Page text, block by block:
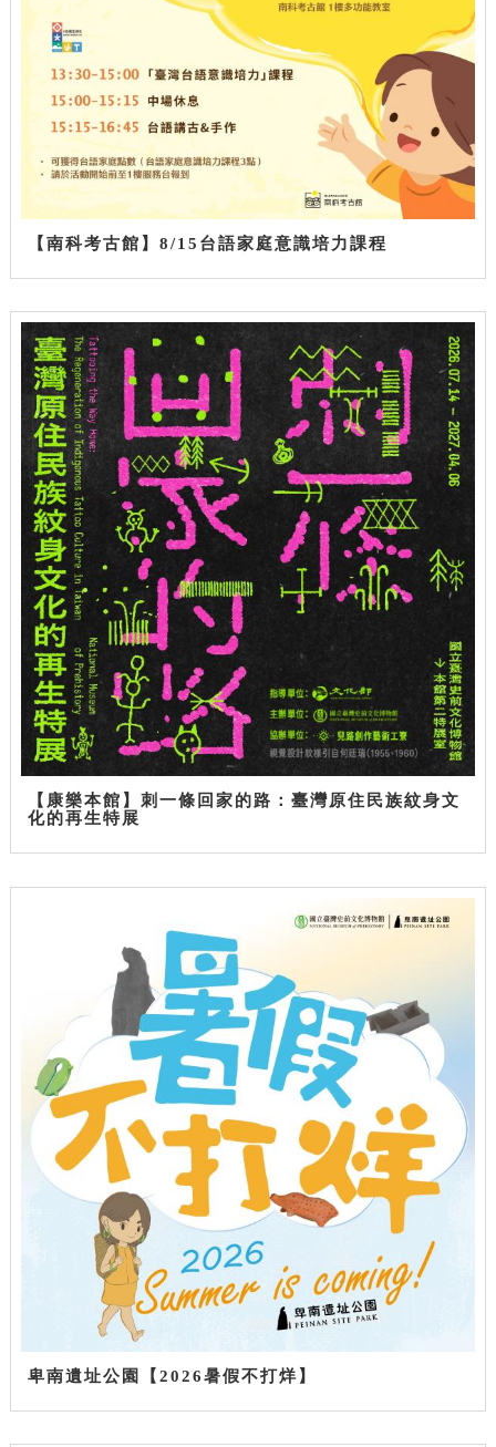
【南科考古館】8/15台語家庭意識培力課程
【康樂本館】刺一條回家的路：臺灣原住民族紋身文
化的再生特展
卑南遺址公園【2026暑假不打烊】